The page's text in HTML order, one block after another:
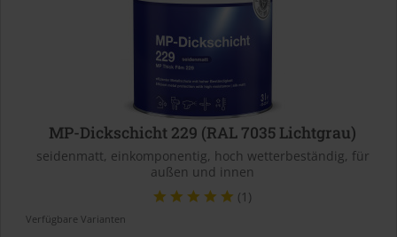
MP-Dickschicht 229 (RAL 7035 Lichtgrau)
seidenmatt, einkomponentig, hoch wetterbeständig, für
außen und innen
(1)
Verfügbare Varianten